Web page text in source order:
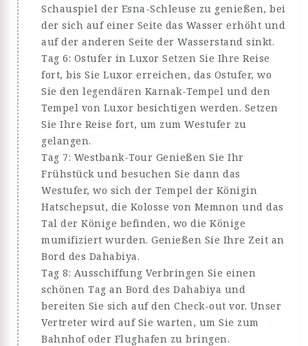
Schauspiel der Esna-Schleuse zu genießen, bei
der sich auf einer Seite das Wasser erhöht und
auf der anderen Seite der Wasserstand sinkt.
Tag 6: Ostufer in Luxor Setzen Sie Ihre Reise
fort, bis Sie Luxor erreichen, das Ostufer, wo
Sie den legendären Karnak-Tempel und den
Tempel von Luxor besichtigen werden. Setzen
Sie Ihre Reise fort, um zum Westufer zu
gelangen.
Tag 7: Westbank-Tour Genießen Sie Ihr
Frühstück und besuchen Sie dann das
Westufer, wo sich der Tempel der Königin
Hatschepsut, die Kolosse von Memnon und das
Tal der Könige befinden, wo die Könige
mumifiziert wurden. Genießen Sie Ihre Zeit an
Bord des Dahabiya.
Tag 8: Ausschiffung Verbringen Sie einen
schönen Tag an Bord des Dahabiya und
bereiten Sie sich auf den Check-out vor. Unser
Vertreter wird auf Sie warten, um Sie zum
Bahnhof oder Flughafen zu bringen.